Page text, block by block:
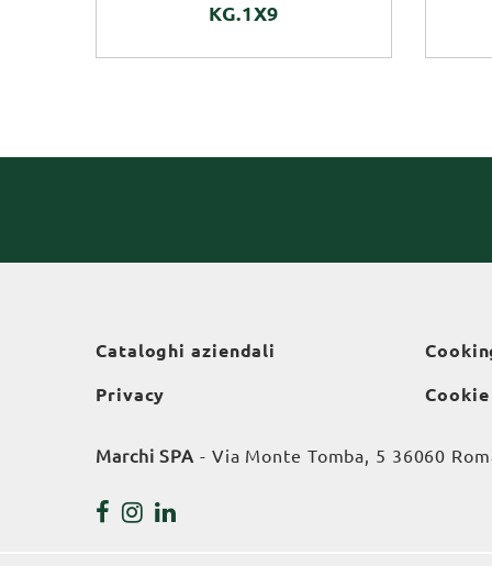
KG.1X9
Cataloghi aziendali
Privacy
Marchi SPA - Via Monte Tomba, 5 36060